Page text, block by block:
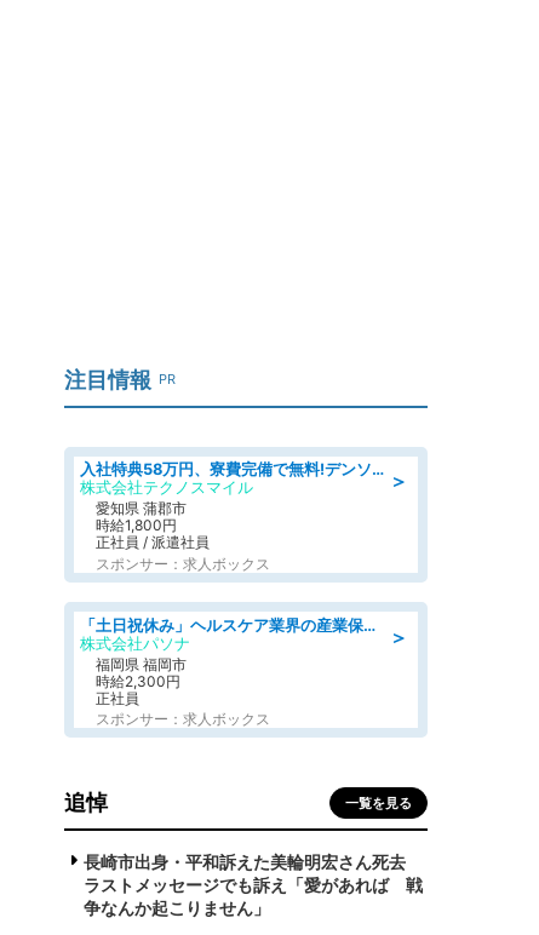
注目情報 PR
＞
入社特典58万円、寮費完備で無料!デンソーで働こう!自動車工場で小型部品の検査業務 denso aichi
株式会社テクノスマイル
愛知県 蒲郡市
時給1,800円
正社員 / 派遣社員
スポンサー：求人ボックス
＞
「土日祝休み」ヘルスケア業界の産業保健師/高時給/未経験OK/要資格:保健師、正看護師
株式会社パソナ
福岡県 福岡市
時給2,300円
正社員
スポンサー：求人ボックス
追悼 一覧を見る
長崎市出身・平和訴えた美輪明宏さん死去
ラストメッセージでも訴え「愛があれば 戦
争なんか起こりません」